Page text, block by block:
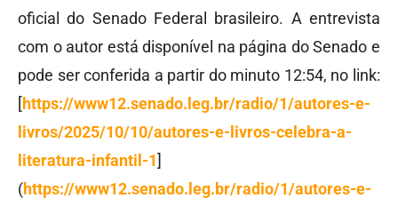
oficial do Senado Federal brasileiro. A entrevista
com o autor está disponível na página do Senado e
pode ser conferida a partir do minuto 12:54, no link:
[https://www12.senado.leg.br/radio/1/autores-e-
livros/2025/10/10/autores-e-livros-celebra-a-
literatura-infantil-1]
(https://www12.senado.leg.br/radio/1/autores-e-